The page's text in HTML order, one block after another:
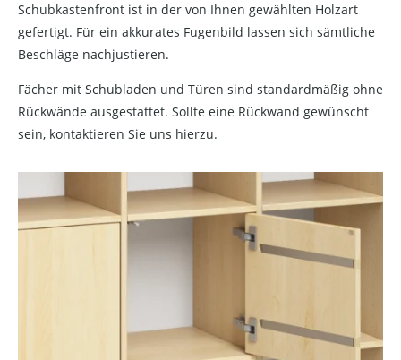
Schubkastenfront ist in der von Ihnen gewählten Holzart
gefertigt. Für ein akkurates Fugenbild lassen sich sämtliche
Beschläge nachjustieren.
Fächer mit Schubladen und Türen sind standardmäßig ohne
Rückwände ausgestattet. Sollte eine Rückwand gewünscht
sein, kontaktieren Sie uns hierzu.